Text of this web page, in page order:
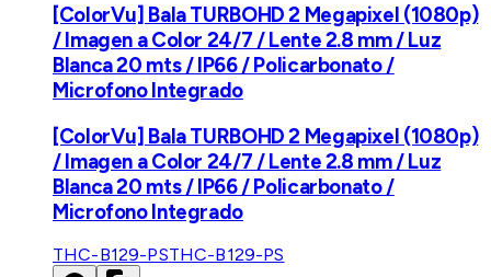
[ColorVu] Bala TURBOHD 2 Megapixel (1080p)
/ Imagen a Color 24/7 / Lente 2.8 mm / Luz
Blanca 20 mts / IP66 / Policarbonato /
Microfono Integrado
[ColorVu] Bala TURBOHD 2 Megapixel (1080p)
/ Imagen a Color 24/7 / Lente 2.8 mm / Luz
Blanca 20 mts / IP66 / Policarbonato /
Microfono Integrado
THC-B129-PSTHC-B129-PS